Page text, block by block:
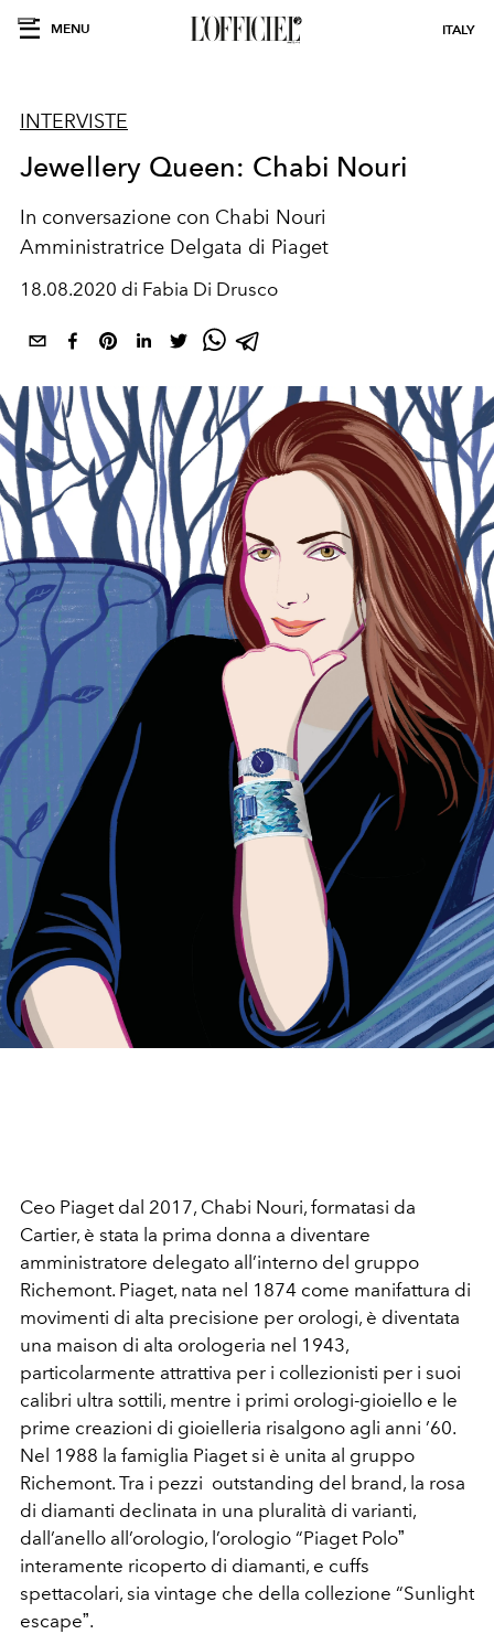
MENU ITALY
INTERVISTE
Jewellery Queen: Chabi Nouri
In conversazione con Chabi Nouri
Amministratrice Delgata di Piaget
18.08.2020 di Fabia Di Drusco
Ceo Piaget dal 2017, Chabi Nouri, formatasi da
Cartier, è stata la prima donna a diventare
amministratore delegato all’interno del gruppo
Richemont. Piaget, nata nel 1874 come manifattura di
movimenti di alta precisione per orologi, è diventata
una maison di alta orologeria nel 1943,
particolarmente attrattiva per i collezionisti per i suoi
calibri ultra sottili, mentre i primi orologi-gioiello e le
prime creazioni di gioielleria risalgono agli anni ’60.
Nel 1988 la famiglia Piaget si è unita al gruppo
Richemont. Tra i pezzi outstanding del brand, la rosa
di diamanti declinata in una pluralità di varianti,
dall’anello all’orologio, l’orologio “Piaget Poloˮ
interamente ricoperto di diamanti, e cuffs
spettacolari, sia vintage che della collezione “Sunlight
escapeˮ.